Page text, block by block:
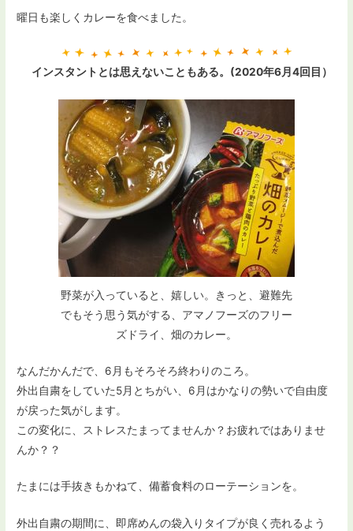
曜日も楽しくカレーを食べました。
インスタントとは思えないこともある。(2020年6月4回目）
野菜が入っていると、嬉しい。きっと、避難先
でもそう思う気がする、アマノフーズのフリー
ズドライ、畑のカレー。
なんだかんだで、6月もそろそろ終わりのころ。
外出自粛をしていた5月とちがい、6月はかなりの勢いで自由度
が戻った気がします。
この変化に、ストレスたまってませんか？お疲れではありませ
んか？？
たまには手抜きもかねて、備蓄食料のローテーションを。
外出自粛の期間に、即席めんの袋入りタイプが良く売れるよう